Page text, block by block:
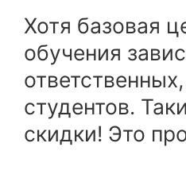
Хотя базовая
обучения
студентов.
скидки! Это